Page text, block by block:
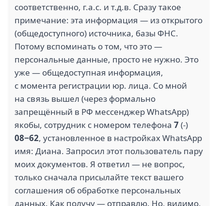
соответственно, г.а.с. и т.д.в. Сразу такое
примечание: эта информация — из открытого
(общедоступного) источника, базы ФНС.
Потому вспоминать о том, что это —
персональные данные, просто не нужно. Это
уже — общедоступная информация,
с момента регистрации юр. лица. Со мной
на связь вышел (через формально
запрещённый в РФ мессенджер WhatsApp)
якобы, сотрудник с номером телефона 7(-)
08−62, установленное в настройках WhatsApp
имя: Диана. Запросил этот пользователь пару
моих документов. Я ответил — не вопрос,
только сначала присылайте текст вашего
соглашения об обработке персональных
данных. Как получу — отправлю. Но, видимо,